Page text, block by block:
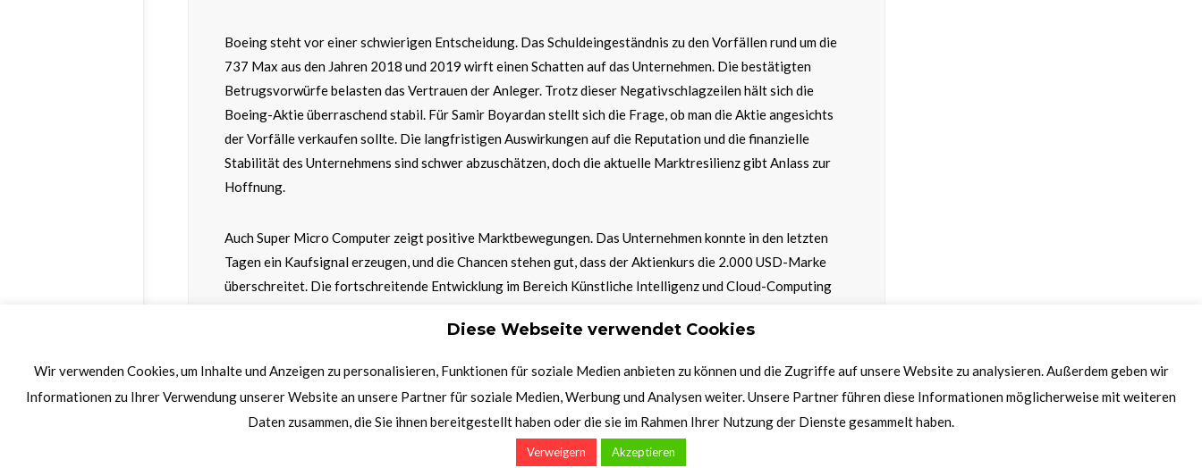
Boeing steht vor einer schwierigen Entscheidung. Das Schuldeingeständnis zu den Vorfällen rund um die
737 Max aus den Jahren 2018 und 2019 wirft einen Schatten auf das Unternehmen. Die bestätigten
Betrugsvorwürfe belasten das Vertrauen der Anleger. Trotz dieser Negativschlagzeilen hält sich die
Boeing-Aktie überraschend stabil. Für Samir Boyardan stellt sich die Frage, ob man die Aktie angesichts
der Vorfälle verkaufen sollte. Die langfristigen Auswirkungen auf die Reputation und die finanzielle
Stabilität des Unternehmens sind schwer abzuschätzen, doch die aktuelle Marktresilienz gibt Anlass zur
Hoffnung.
Auch Super Micro Computer zeigt positive Marktbewegungen. Das Unternehmen konnte in den letzten
Tagen ein Kaufsignal erzeugen, und die Chancen stehen gut, dass der Aktienkurs die 2.000 USD-Marke
überschreitet. Die fortschreitende Entwicklung im Bereich Künstliche Intelligenz und Cloud-Computing
innovativen Lösungen bleibt ungebrochen, was sich positiv auf die Geschäftsentwicklung auswirkt.
Diese Webseite verwendet Cookies
Wir verwenden Cookies, um Inhalte und Anzeigen zu personalisieren, Funktionen für soziale Medien anbieten zu können und die Zugriffe auf unsere Website zu analysieren. Außerdem geben wir
Informationen zu Ihrer Verwendung unserer Website an unsere Partner für soziale Medien, Werbung und Analysen weiter. Unsere Partner führen diese Informationen möglicherweise mit weiteren
Daten zusammen, die Sie ihnen bereitgestellt haben oder die sie im Rahmen Ihrer Nutzung der Dienste gesammelt haben.
Verweigern Akzeptieren